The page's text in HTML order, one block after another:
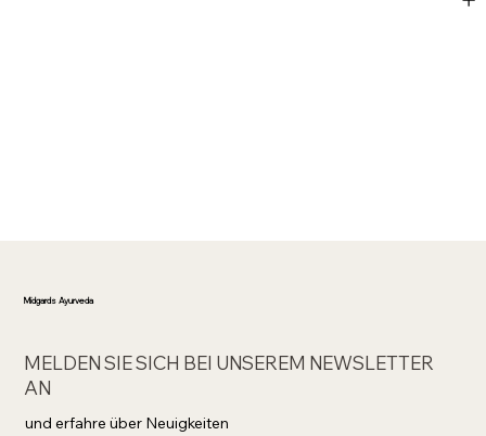
Midgards Ayurveda
MELDEN SIE SICH BEI UNSEREM NEWSLETTER
AN